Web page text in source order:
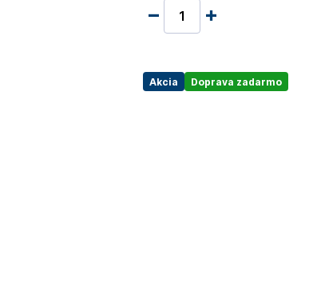
Akcia Doprava zadarmo